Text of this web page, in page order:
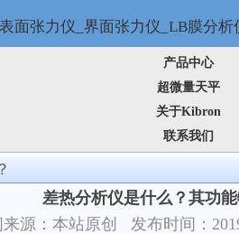
产品中心
超微量天平
关于Kibron
联系我们
差热分析仪是什么？其功
来源：本站原创 发布时间：